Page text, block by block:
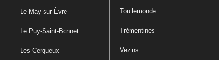
Le May-sur-Èvre
Le Puy-Saint-Bonnet
Les Cerqueux
Toutlemonde
Trémentines
Vezins